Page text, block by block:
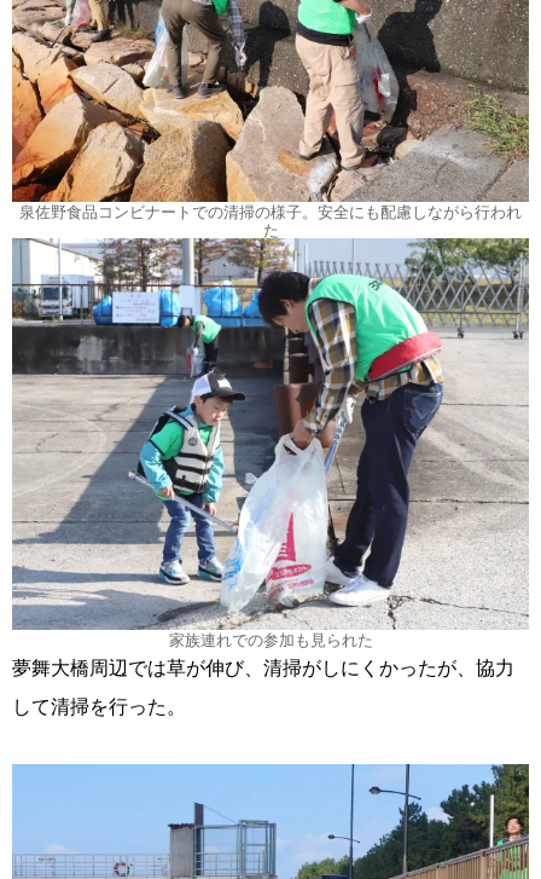
泉佐野食品コンビナートでの清掃の様子。安全にも配慮しながら行われ
た
家族連れでの参加も見られた
夢舞大橋周辺では草が伸び、清掃がしにくかったが、協力
して清掃を行った。